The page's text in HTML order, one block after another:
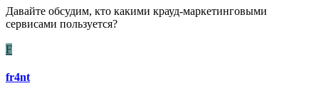
Давайте обсудим, кто какими крауд-маркетинговыми
сервисами пользуется?
F
fr4nt